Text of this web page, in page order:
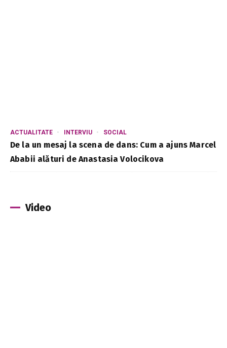
ACTUALITATE INTERVIU SOCIAL
De la un mesaj la scena de dans: Cum a ajuns Marcel
Ababii alături de Anastasia Volocikova
Video